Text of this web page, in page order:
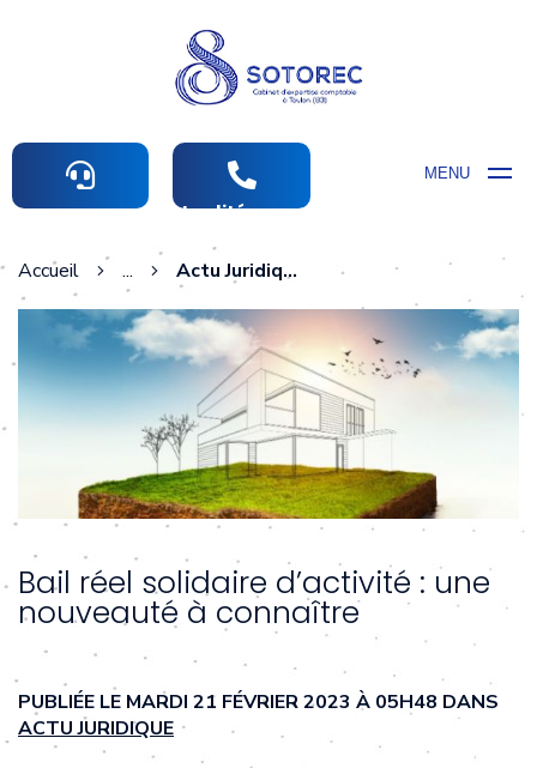
MENU
Actualités comptables
Accueil ... Actu Juridique
Bail réel solidaire d’activité : une
nouveauté à connaître
PUBLIÉE LE MARDI 21 FÉVRIER 2023 À 05H48 DANS
ACTU JURIDIQUE